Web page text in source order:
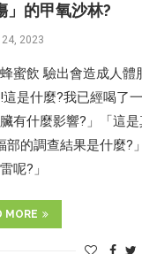
」的甲氧沙林?
2023
蜜飲 驗出會造成人體
!這是什麼?我已經喝了
有什麼影響?」「這
部的調查結果是什麼?
呢?」
MORE